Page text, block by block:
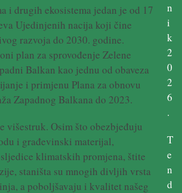
i drugih ekosistema jedan je od 17
Ujedinjenih nacija koji čine
razvoja do 2030. godine.
plan za sprovođenje Zelene
Balkan kao jednu od obaveza
i primjenu Plana za obnovu
Zapadnog Balkana do 2023.
višestruk. Osim što obezbjeđuju
i građevinski materijal,
klimatskih promjena, štite
staništa su mnogih divljih vrsta
a poboljšavaju i kvalitet našeg
n
i
k
2
0
2
6
.
T
e
n
d